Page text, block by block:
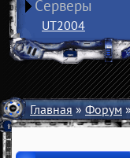
Серверы
UT2004
Главная»Форум